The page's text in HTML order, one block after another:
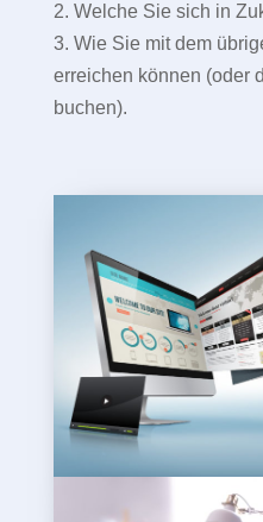
2. Welche Sie sich in
3. Wie Sie mit dem
erreichen können (oder
buchen).